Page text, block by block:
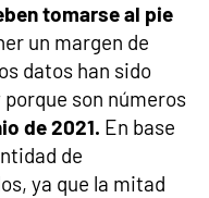
tomarse al pie
un margen de
datos han sido
porque son números
de 2021. En base
de
ya que la mitad